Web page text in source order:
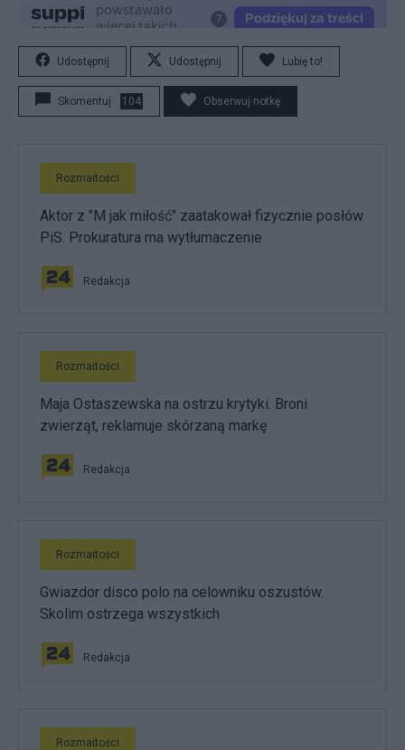
Udostępnij Udostępnij Lubię to!
Skomentuj 104 Obserwuj notkę
Rozmaitości
Aktor z "M jak miłość" zaatakował fizycznie posłów
PiS. Prokuratura ma wytłumaczenie
Redakcja
Rozmaitości
Maja Ostaszewska na ostrzu krytyki. Broni
zwierząt, reklamuje skórzaną markę
Redakcja
Rozmaitości
Gwiazdor disco polo na celowniku oszustów.
Skolim ostrzega wszystkich
Redakcja
Rozmaitości